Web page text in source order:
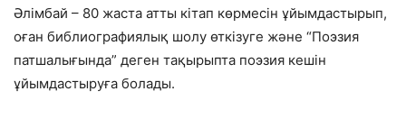
Әлімбай – 80 жаста атты кітап көрмесін ұйымдастырып,
оған библиографиялық шолу өткізуге және “Поэзия
патшалығында” деген тақырыпта поэзия кешін
ұйымдастыруға болады.